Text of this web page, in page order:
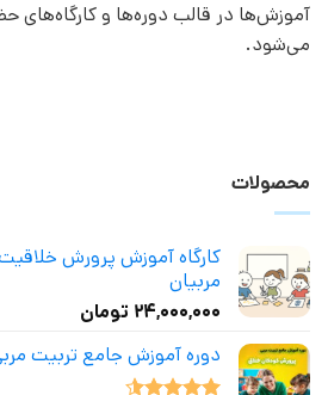
آموزش‌ها در قالب دوره‌ها و کارگاه‌های
می‌شود.
محصولات
کارگاه آموزش پرورش
مربیان
۲۴,۰۰۰,۰۰۰ تومان
دوره آموزش جامع تربیت